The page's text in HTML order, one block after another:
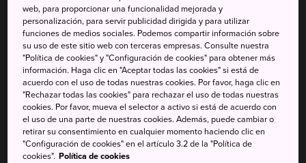
recorrido de tres horas a través del denso bosque de
Shirakami Sanchi
, Patrimonio Natural de la Humanidad
por la UNESCO, y sus hayas, arces y pinos.
No te pierdas
La cascada Ichi-no-taki, la más grande de las tres
web, para proporcionar una funcionalidad mejorada y
personalización, para servir publicidad dirigida y para utilizar
funciones de medios sociales. Podemos compartir información sobre
su uso de este sitio web con terceras empresas. Consulte nuestra
"Política de cookies" y "Configuración de cookies" para obtener más
información. Haga clic en "Aceptar todas las cookies" si está de
acuerdo con el uso de todas nuestras cookies. Por favor, haga clic en
"Rechazar todas las cookies" para rechazar el uso de todas nuestras
cookies. Por favor, mueva el selector a activo si está de acuerdo con
el uso de una parte de nuestras cookies. Además, puede cambiar o
retirar su consentimiento en cualquier momento haciendo clic en
"Configuración de cookies" en el artículo 3.2 de la "Política de
cookies". Política de cookies